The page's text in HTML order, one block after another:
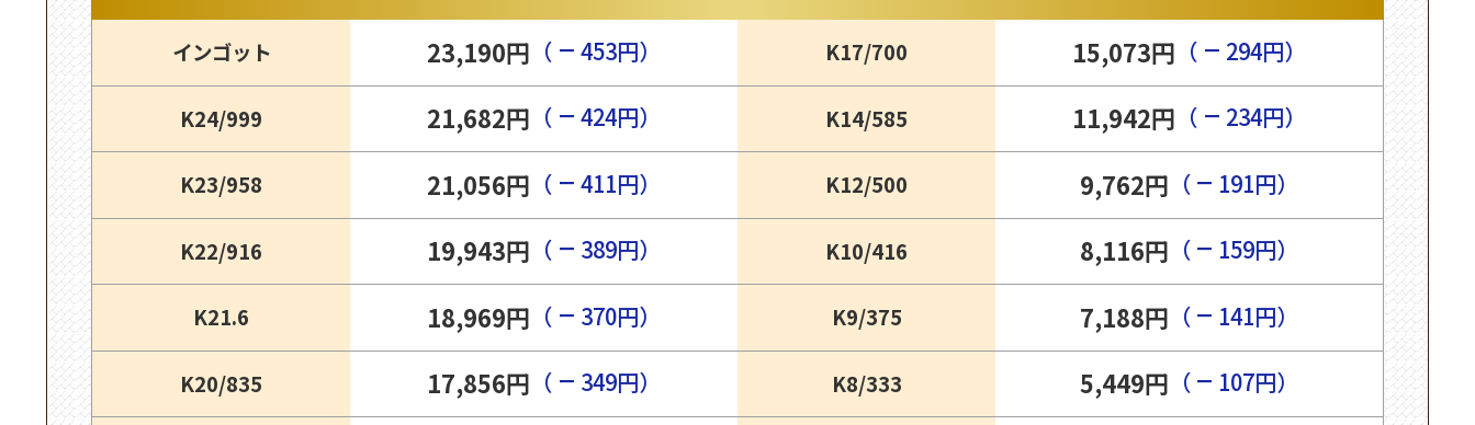
インゴット 23,190円 （ − 453円）
K24/999 21,682円 （ − 424円）
K23/958 21,056円 （ − 411円）
K22/916 19,943円 （ − 389円）
K21.6 18,969円 （ − 370円）
K20/835 17,856円 （ − 349円）
K17/700 15,073円 （ − 294円）
K14/585 11,942円 （ − 234円）
K12/500 9,762円 （ − 191円）
K10/416 8,116円 （ − 159円）
K9/375 7,188円 （ − 141円）
K8/333 5,449円 （ − 107円）